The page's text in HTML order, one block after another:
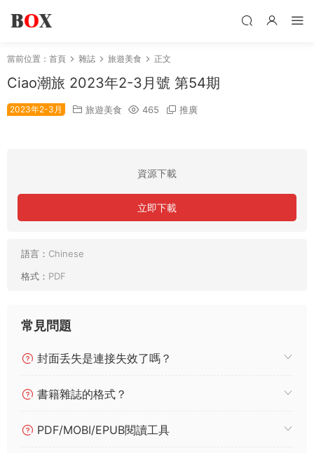
當前位置： 首頁 雜誌 旅遊美食 正文
Ciao潮旅 2023年2-3月號 第54期
2023年2-3月 旅遊美食 465 推廣
資源下載
立即下載
語言： Chinese
格式： PDF
常見問題
封面丢失是連接失效了嗎？
書籍雜誌的格式？
PDF/MOBI/EPUB閱讀工具